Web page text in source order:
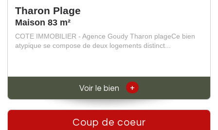
Tharon Plage
Maison 83 m²
COTE IMMOBILIER - Agence Goudy Tharon plageCe bien
atypique se compose de deux logements distinct...
Voir le bien +
Coup de coeur